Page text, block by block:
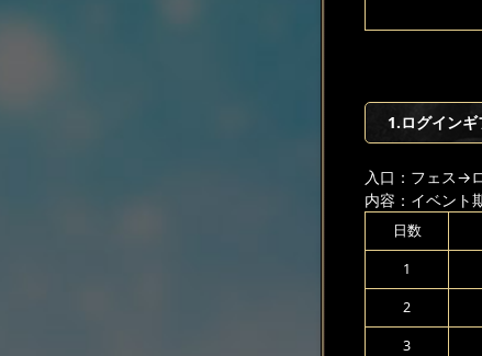
1.ログインギ
入口：フェス→
内容：イベント
日数
1
2
3